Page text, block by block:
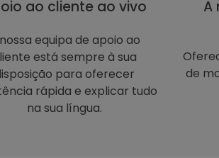
ao cliente ao vivo
equipa de apoio ao
está sempre à sua
para oferecer
rápida e explicar tudo
na sua língua.
A
de